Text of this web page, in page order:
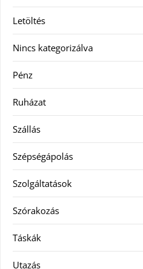
Letöltés
Nincs kategorizálva
Pénz
Ruházat
Szállás
Szépségápolás
Szolgáltatások
Szórakozás
Táskák
Utazás